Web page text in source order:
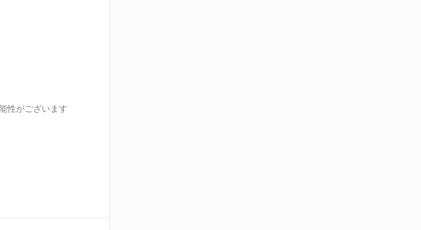
性がございます